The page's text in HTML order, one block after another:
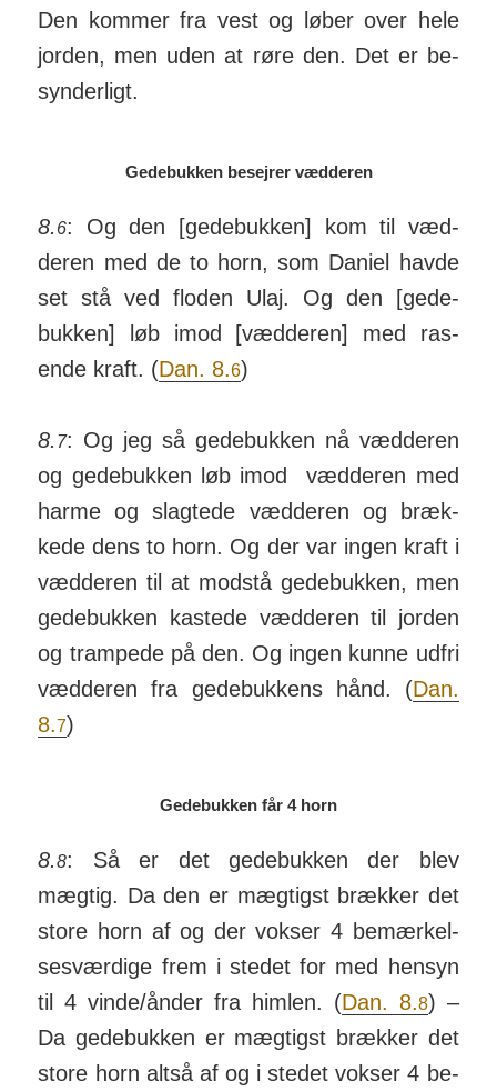
Den kommer fra vest og løber over hele
jorden, men uden at røre den. Det er be­
syn­der­ligt.
Gedebukken besejrer vædderen
8. 6: Og den [gede­bukken] kom til væd­
deren med de to horn, som Daniel havde
set stå ved floden Ulaj. Og den [gede­
bukken] løb imod [væd­deren] med ras­
ende kraft. (Dan. 8.6)
8. 7: Og jeg så gede­bukken nå væd­deren
og gede­bukken løb imod væd­deren med
harme og slag­tede væd­deren og bræk­
kede dens to horn. Og der var ingen kraft i
væd­deren til at mod­stå gede­bukken, men
gede­bukken kastede væd­deren til jorden
og tram­pede på den. Og ingen kunne udfri
væd­deren fra gede­buk­kens hånd. (Dan.
8.7)
Gedebukken får 4 horn
8.8: Så er det gede­­bukken der blev
mægtig. Da den er mæg­­tigst brækker det
store horn af og der vokser 4 be­­mær­­kel­­
ses­­vær­­dige frem i stedet for med hensyn
til 4 vinde/­­ånder fra him­len. (Dan. 8.8) –
Da gede­bukken er mæg­tigst brækker det
store horn altså af og i stedet vokser 4 be­